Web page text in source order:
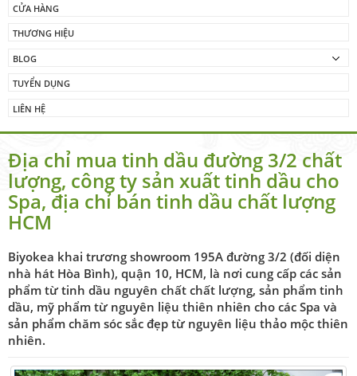
CỬA HÀNG
THƯƠNG HIỆU
BLOG
TUYỂN DỤNG
LIÊN HỆ
Địa chỉ mua tinh dầu đường 3/2 chất
lượng, công ty sản xuất tinh dầu cho
Spa, địa chỉ bán tinh dầu chất lượng
HCM
Biyokea khai trương showroom 195A đường 3/2 (đối diện
nhà hát Hòa Bình), quận 10, HCM, là nơi cung cấp các sản
phẩm từ tinh dầu nguyên chất chất lượng, sản phẩm tinh
dầu, mỹ phẩm từ nguyên liệu thiên nhiên cho các Spa và
sản phẩm chăm sóc sắc đẹp từ nguyên liệu thảo mộc thiên
nhiên.